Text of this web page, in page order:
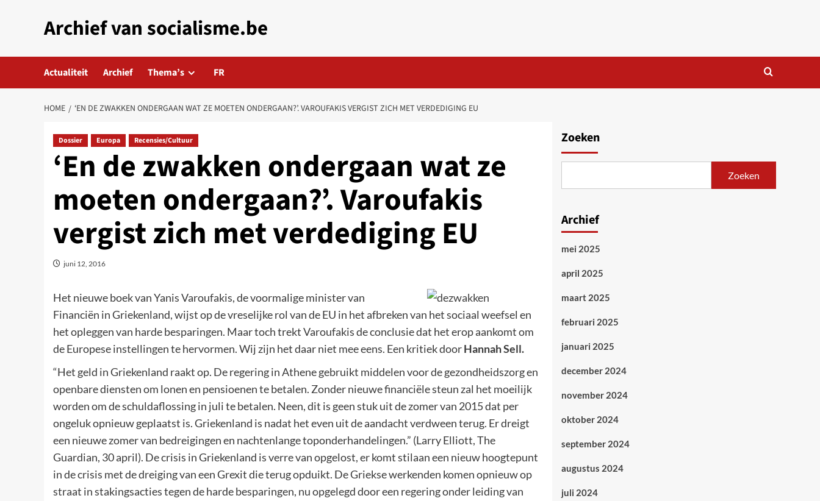
Archief van socialisme.be
Actualiteit Archief Thema’s FR
HOME ‘EN DE ZWAKKEN ONDERGAAN WAT ZE MOETEN ONDERGAAN?’. VAROUFAKIS VERGIST ZICH MET VERDEDIGING EU
Dossier Europa Recensies/Cultuur
‘En de zwakken ondergaan wat ze
moeten ondergaan?’. Varoufakis
vergist zich met verdediging EU
juni 12, 2016
Het nieuwe boek van Yanis Varoufakis, de voormalige minister van
Financiën in Griekenland, wijst op de vreselijke rol van de EU in het afbreken van het sociaal weefsel en
het opleggen van harde besparingen. Maar toch trekt Varoufakis de conclusie dat het erop aankomt om
de Europese instellingen te hervormen. Wij zijn het daar niet mee eens. Een kritiek doorHannah Sell.
“Het geld in Griekenland raakt op. De regering in Athene gebruikt middelen voor de gezondheidszorg en
openbare diensten om lonen en pensioenen te betalen. Zonder nieuwe financiële steun zal het moeilijk
worden om de schuldaflossing in juli te betalen. Neen, dit is geen stuk uit de zomer van 2015 dat per
ongeluk opnieuw geplaatst is. Griekenland is nadat het even uit de aandacht verdween terug. Er dreigt
een nieuwe zomer van bedreigingen en nachtenlange toponderhandelingen.” (Larry Elliott, The
Guardian, 30 april). De crisis in Griekenland is verre van opgelost, er komt stilaan een nieuw hoogtepunt
in de crisis met de dreiging van een Grexit die terug opduikt. De Griekse werkenden komen opnieuw op
straat in stakingsacties tegen de harde besparingen, nu opgelegd door een regering onder leiding van
Zoeken
Zoeken
Archief
mei 2025
april 2025
maart 2025
februari 2025
januari 2025
december 2024
november 2024
oktober 2024
september 2024
augustus 2024
juli 2024